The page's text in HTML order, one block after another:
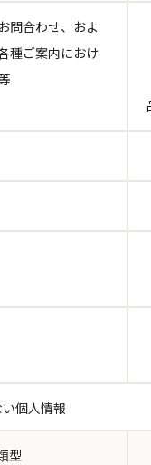
問合わせ、およ
種ご案内におけ
個人情報
型